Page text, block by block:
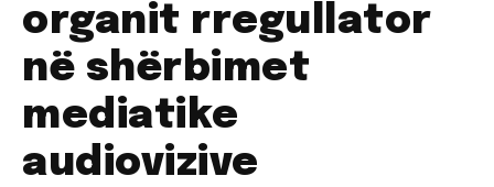
organit rregullator
në shërbimet
mediatike
audiovizive